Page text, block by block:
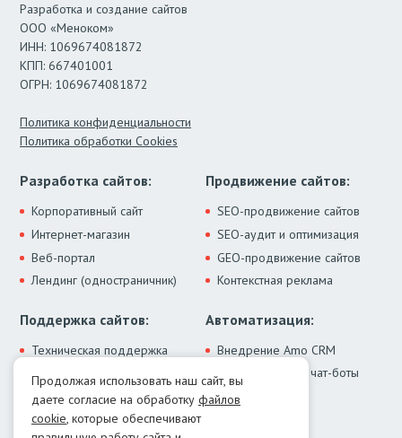
Разработка и создание сайтов
ООО «Меноком»
ИНН: 1069674081872
КПП: 667401001
ОГРН: 1069674081872
Политика конфиденциальности
Политика обработки Cookies
Разработка сайтов:
Корпоративный сайт
Интернет-магазин
Веб-портал
Лендинг (одностраничник)
Продвижение сайтов:
SEO-продвижение сайтов
SEO-аудит и оптимизация
GEO-продвижение сайтов
Контекстная реклама
Поддержка сайтов:
Техническая поддержка
Модернизация сайта
Лечение от вирусов
Автоматизация:
Внедрение Amo CRM
ИИ-ассистенты и чат-боты
Интеграции
Контакты:
Продолжая использовать наш сайт, вы
даете согласие на обработку файлов
cookie, которые обеспечивают